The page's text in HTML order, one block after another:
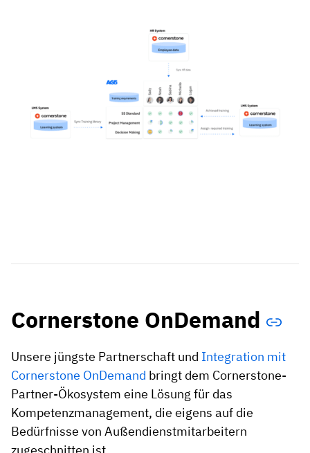
Cornerstone OnDemand
Unsere jüngste Partnerschaft und Integration mit
Cornerstone OnDemand bringt dem Cornerstone-
Partner-Ökosystem eine Lösung für das
Kompetenzmanagement, die eigens auf die
Bedürfnisse von Außendienstmitarbeitern
zugeschnitten ist.